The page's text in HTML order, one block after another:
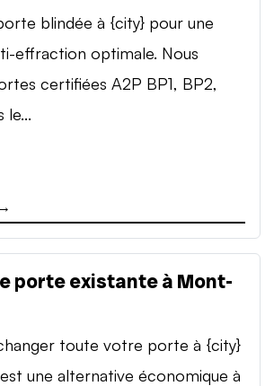
blindée à {city} pour une
effraction optimale. Nous
certifiées A2P BP1, BP2,
le...
porte existante à Mont-
toute votre porte à {city}
une alternative économique à